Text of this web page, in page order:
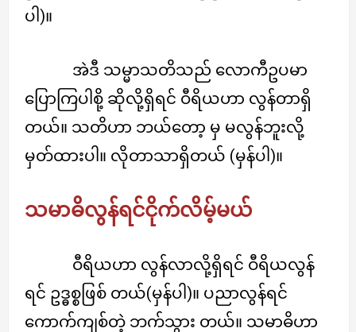
ပါ)။
အဲဒီ သမ္မာသတိသည် လောကီဥပမာ
ပြောကြပါစို့ ဆိုလို့ရှိရင် ဝီရိယဟာ လွန်တာရှိ
တယ်။ သတိဟာ ဘယ်တော့ မှ မလွန်ဘူးလို့
မှတ်ထားပါ။ လိုတာသာရှိတယ် (မှန်ပါ)။
သမာဓိလွန်ရင်ငိုက်လိမ့်မယ်
ဝီရိယဟာ လွန်လာလို့ရှိရင် ဝီရိယလွန်
ရင် ဥဒ္ဓစ္စဖြစ် တယ်(မှန်ပါ)။ ပညာလွန်ရင်
ကောက်ကျစ်တဲ့ ဘက်သွား တယ်။ သမာဓိဟာ